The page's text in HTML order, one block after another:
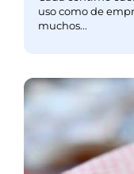
uso como de
muchos...